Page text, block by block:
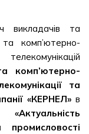
викладачів та
комп’ютерно-
комп’ютерно-
та
«КЕРНЕЛ»в